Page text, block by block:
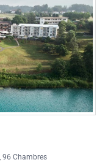
, 96 Chambres